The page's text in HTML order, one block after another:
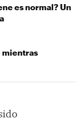
es normal? Un
mientras